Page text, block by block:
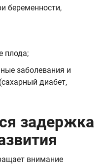
беременности,
плода;
заболевания и
диабет,
задержка
внимание